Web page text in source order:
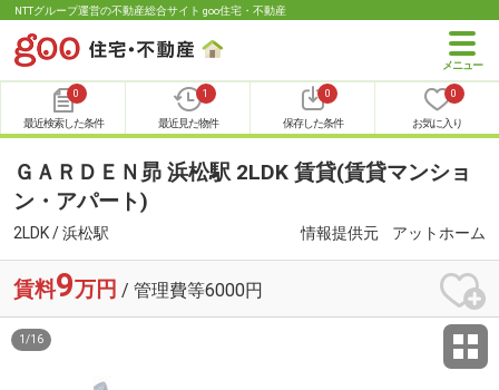
NTTグループ運営の不動産総合サイト goo住宅・不動産
0
最近検索した条件
1
最近見た物件
0
保存した条件
0
お気に入り
ＧＡＲＤＥＮ昴 浜松駅 2LDK 賃貸(賃貸マンショ
ン・アパート)
2LDK / 浜松駅 情報提供元 アットホーム
賃料9万円 / 管理費等6000円
1 /16